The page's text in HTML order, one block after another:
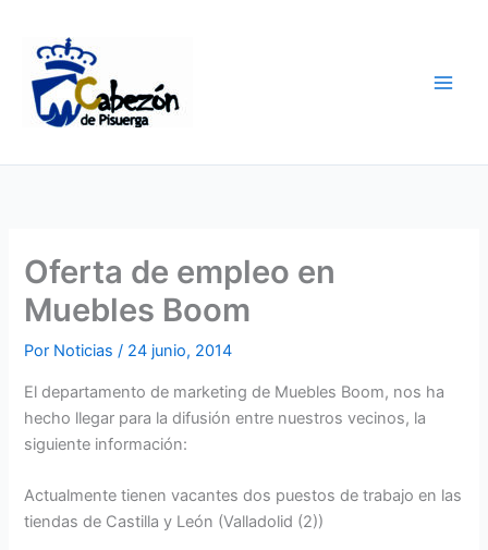
contenido
Oferta de empleo en
Muebles Boom
Por Noticias/ 24 junio, 2014
El departamento de marketing de Muebles Boom, nos ha
hecho llegar para la difusión entre nuestros vecinos, la
siguiente información:
Actualmente tienen vacantes dos puestos de trabajo en las
tiendas de Castilla y León (Valladolid (2))